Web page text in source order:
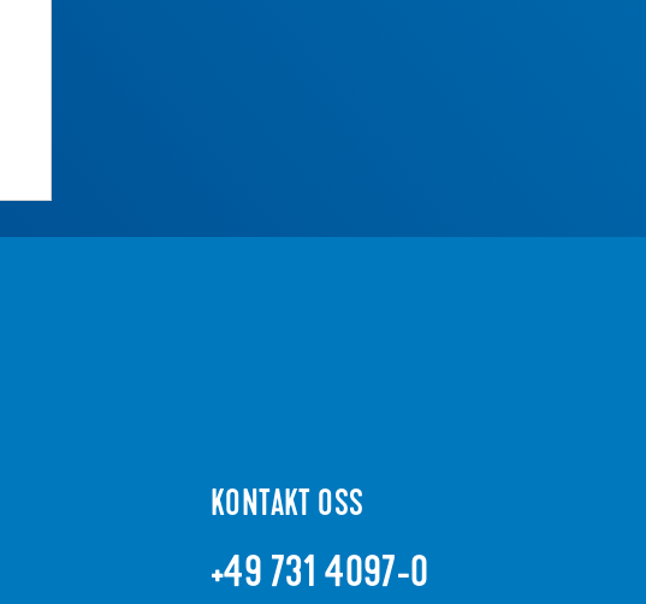
KONTAKT OSS
+49 731 4097-0